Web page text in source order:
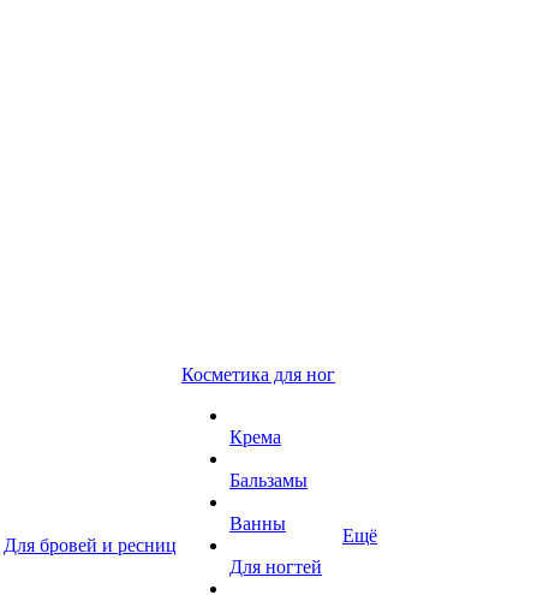
Для бровей и ресниц
Косметика для ног
Крема
Бальзамы
Ванны
Для ногтей
Ещё